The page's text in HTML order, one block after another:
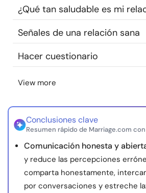
Comunidad
Sobre nosotros Contáctanos
nosotros
© Copyright 2026. Todos los
¿Qué tan saludable es mi
Señales de una relación sana
Hacer cuestionario
View more
Conclusiones clave
Resumen rápido de Marriage.com
Comunicación honesta y
y reduce las percepciones
comparta honestamente,
por conversaciones y estreche